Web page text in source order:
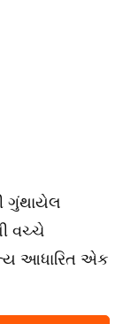
ગુંથાયેલ
વચ્ચે
આધારિત એક